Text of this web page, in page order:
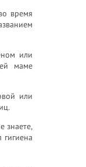
время
или
маме
или
знаете,